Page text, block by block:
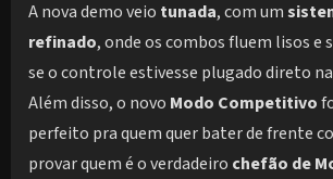
A nova demo veio tunada, com um
refinado, onde os combos fluem lisos e
se o controle estivesse plugado direto
Além disso, o novo Modo Competitivo
perfeito pra quem quer bater de frente
provar quem é o verdadeiro chefão de